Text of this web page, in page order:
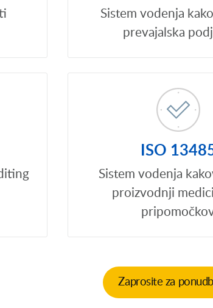
Sistem vodenja
prevajalska
ISO
Sistem vodenja
proizvodnji
Zaprosite za